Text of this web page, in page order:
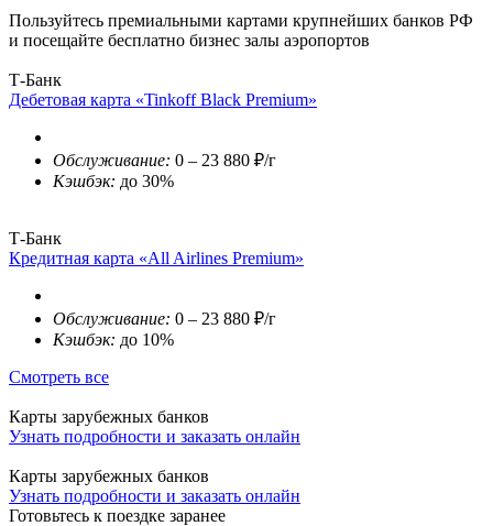
Пользуйтесь премиальными картами крупнейших банков РФ
и посещайте бесплатно бизнес залы аэропортов
Т-Банк
Дебетовая карта «Tinkoff Black Premium»
Обслуживание: 0 – 23 880 ₽/г
Кэшбэк: до 30%
Т-Банк
Кредитная карта «All Airlines Premium»
Обслуживание: 0 – 23 880 ₽/г
Кэшбэк: до 10%
Смотреть все
Карты зарубежных банков
Узнать подробности и заказать онлайн
Карты зарубежных банков
Узнать подробности и заказать онлайн
Готовьтесь к поездке заранее